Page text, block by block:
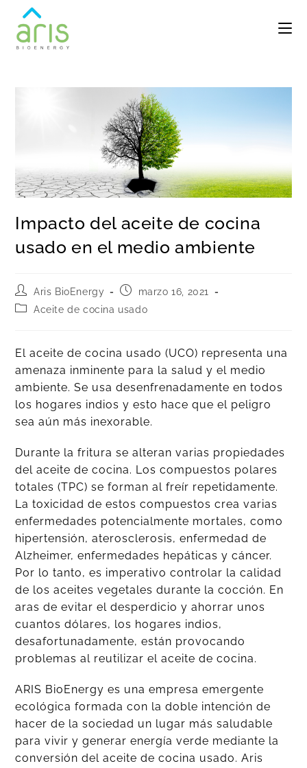
Impacto del aceite de cocina
usado en el medio ambiente
Aris BioEnergy
marzo 16, 2021
Aceite de cocina usado
El aceite de cocina usado (UCO) representa una
amenaza inminente para la salud y el medio
ambiente. Se usa desenfrenadamente en todos
los hogares indios y esto hace que el peligro
sea aún más inexorable.
Durante la fritura se alteran varias propiedades
del aceite de cocina. Los compuestos polares
totales (TPC) se forman al freír repetidamente.
La toxicidad de estos compuestos crea varias
enfermedades potencialmente mortales, como
hipertensión, aterosclerosis, enfermedad de
Alzheimer, enfermedades hepáticas y cáncer.
Por lo tanto, es imperativo controlar la calidad
de los aceites vegetales durante la cocción. En
aras de evitar el desperdicio y ahorrar unos
cuantos dólares, los hogares indios,
desafortunadamente, están provocando
problemas al reutilizar el aceite de cocina.
ARIS BioEnergy es una empresa emergente
ecológica formada con la doble intención de
hacer de la sociedad un lugar más saludable
para vivir y generar energía verde mediante la
conversión del aceite de cocina usado. Aris